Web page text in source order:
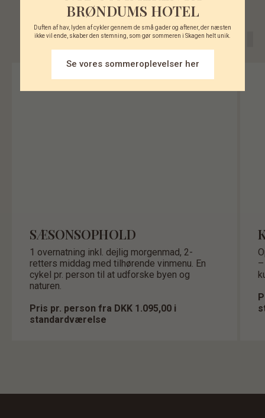
SÆSONSOPHOLD
1 overnatning inkl. dejlig morgenmad, 2-
retters middag med tilhørende vinmenu. En
cykel pr. person til at udforske byen og
naturen.
Pris pr. person fra DKK 1.095,00 i
standardværelse
BRØNDUMS HOTEL
Duften af hav, lyden af cykler gennem de små gader og aftener, der næsten
ikke vil ende, skaber den stemning, som gør sommeren i Skagen helt unik.
Se vores sommeroplevelser her